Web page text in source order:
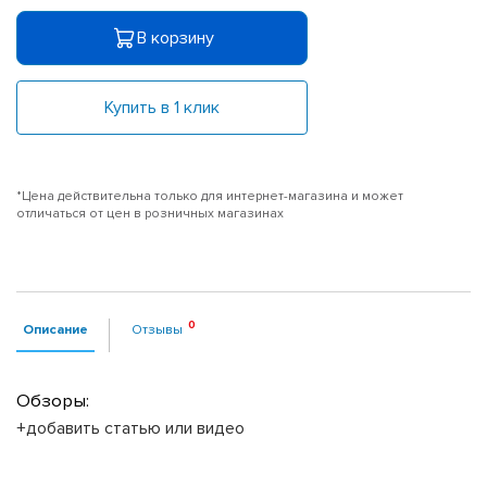
В корзину
Купить в 1 клик
*Цена действительна только для интернет-магазина и может
отличаться от цен в розничных магазинах
Описание Отзывы
Обзоры:
+добавить статью или видео